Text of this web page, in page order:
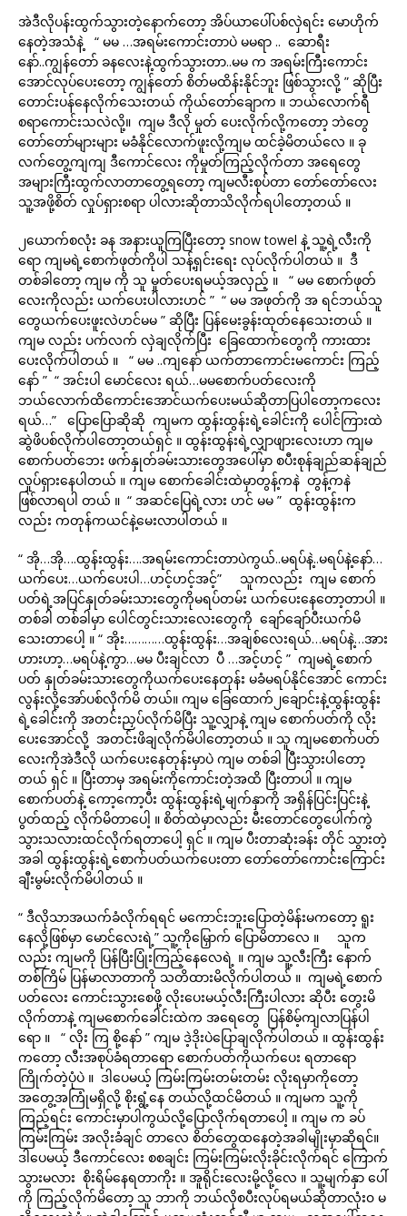
အဲဒီလိုပန်းထွက်သွားတဲ့နောက်တော့ အိပ်ယာပေါ်ပစ်လှဲရင်း မောဟိုက်
နေတဲ့အသံနဲ့ “ မမ …အရမ်းကောင်းတာပဲ မမရာ .. ဆောရီး
နော်..ကျွန်တော် ခနလေးနဲ့ထွက်သွားတာ..မမ က အရမ်းကြီးကောင်း
အောင်လုပ်ပေးတော့ ကျွန်တော် စိတ်မထိန်းနိုင်ဘူး ဖြစ်သွားလို့ ” ဆိုပြီး
တောင်းပန်နေလိုက်သေးတယ် ကိုယ်တော်ချောက ။ ဘယ်လောက်ရီ
စရာကောင်းသလဲလို့။ ကျမ ဒီလို မှုတ် ပေးလိုက်လို့ကတော့ ဘဲတွေ
တော်တော်များများ မခံနိုင်လောက်ဖူးလို့ကျမ ထင်ခဲ့မိတယ်လေ ။ ခု
လက်တွေ့ကျကျ ဒီကောင်လေး ကိုမှုတ်ကြည့်လိုက်တာ အရေတွေ
အများကြီးထွက်လာတာတွေ့ရတော့ ကျမလီးစုပ်တာ တော်တော်လေး
သူ့အဖို့စိတ် လှုပ်ရှားစရာ ပါလားဆိုတာသိလိုက်ရပါတော့တယ် ။
၂ယောက်စလုံး ခန အနားယူကြပြီးတော့ snow towel နဲ့ သူ့ရဲ့လီးကို
ရော ကျမရဲ့စောက်ဖုတ်ကိုပါ သန့်ရှင်းရေး လုပ်လိုက်ပါတယ် ။ ဒီ
တစ်ခါတော့ ကျမ ကို သူ မှုတ်ပေးရမယ့်အလှည့် ။ “ မမ စောက်ဖုတ်
လေးကိုလည်း ယက်ပေးပါလားဟင် ” “ မမ အဖုတ်ကို အ ရင်ဘယ်သူ
တွေယက်ပေးဖူးလဲဟင်မမ ” ဆိုပြီး ပြန်မေးခွန်းထုတ်နေသေးတယ် ။
ကျမ လည်း ပက်လက် လှဲချလိုက်ပြီး ခြေထောက်တွေကို ကားထား
ပေးလိုက်ပါတယ် ။ “ မမ ..ကျနော် ယက်တာကောင်းမကောင်း ကြည့်
နော် ” “ အင်းပါ မောင်လေး ရယ်…မမစောက်ပတ်လေးကို
ဘယ်လောက်ထိကောင်းအောင်ယက်ပေးမယ်ဆိုတာပြပါတော့ကလေး
ရယ်…” ပြောပြောဆိုဆို ကျမက ထွန်းထွန်းရဲ့ခေါင်းကို ပေါင်ကြားထဲ
ဆွဲဖိပစ်လိုက်ပါတော့တယ်ရှင် ။ ထွန်းထွန်းရဲ့လျှာဖျားလေးဟာ ကျမ
စောက်ပတ်ဘေး ဖက်နှုတ်ခမ်းသားတွေအပေါ်မှာ စပီးစုန်ချည်ဆန်ချည်
လှုပ်ရှားနေပါတယ် ။ ကျမ စောက်ခေါင်းထဲမှာတွန့်ကနဲ တွန့်ကနဲ
ဖြစ်လာရပါ တယ် ။ “ အဆင်ပြေရဲ့လား ဟင် မမ ” ထွန်းထွန်းက
လည်း ကတုန်ကယင်နဲ့မေးလာပါတယ် ။
“ အို…အို….ထွန်းထွန်း….အရမ်းကောင်းတာပဲကွယ်..မရပ်နဲ့..မရပ်နဲ့နော်…
ယက်ပေး…ယက်ပေးပါ…ဟင့်ဟင့်အင့်” သူကလည်း ကျမ စောက်
ပတ်ရဲ့အပြင်နှုတ်ခမ်းသားတွေကိုမရပ်တမ်း ယက်ပေးနေတော့တာပါ ။
တစ်ခါ တစ်ခါမှာ ပေါင်တွင်းသားလေးတွေကို ချော်ချော်ပီးယက်မိ
သေးတာပေါ့ ။ “ အိုး…………ထွန်းထွန်း…အချစ်လေးရယ်…မရပ်နဲ့…အား
ဟားဟာ့…မရပ်နဲ့ကွာ…မမ ပီးချင်လာ ပီ …အင့်ဟင့် ” ကျမရဲ့စောက်
ပတ် နှုတ်ခမ်းသားတွေကိုယက်ပေးနေတုန်း မခံမရပ်နိုင်အောင် ကောင်း
လွန်းလို့အော်ပစ်လိုက်မိ တယ်။ ကျမ ခြေထောက်၂ချောင်းနဲ့ထွန်းထွန်း
ရဲ့ခေါင်းကို အတင်းညှပ်လိုက်မိပြီး သူ့လျှာနဲ့ ကျမ စောက်ပတ်ကို လိုး
ပေးအောင်လို့ အတင်းဖိချလိုက်မိပါတော့တယ် ။ သူ ကျမစောက်ပတ်
လေးကိုအဲဒီလို ယက်ပေးနေတုန်းမှာပဲ ကျမ တစ်ခါ ပြီးသွားပါတော့
တယ် ရှင် ။ ပြီးတာမှ အရမ်းကိုကောင်းတဲ့အထိ ပြီးတာပါ ။ ကျမ
စောက်ပတ်နဲ့ ကော့ကော့ပီး ထွန်းထွန်းရဲ့မျက်နှာကို အရှိန်ပြင်းပြင်းနဲ့
ပွတ်ထည့် လိုက်မိတာပေါ့ ။ စိတ်ထဲမှာလည်း မီးတောင်တွေပေါက်ကွဲ
သွားသလားထင်လိုက်ရတာပေါ့ ရှင် ။ ကျမ ပီးတာဆုံးခန်း တိုင် သွားတဲ့
အခါ ထွန်းထွန်းရဲ့စောက်ပတ်ယက်ပေးတာ တော်တော်ကောင်းကြောင်း
ချီးမွမ်းလိုက်မိပါတယ် ။
“ ဒီလိုသာအယက်ခံလိုက်ရရင် မကောင်းဘူးပြောတဲ့မိန်းမကတော့ ရူး
နေလို့ဖြစ်မှာ မောင်လေးရဲ့” သူ့ကိုမြှောက် ပြောမိတာလေ ။ သူက
လည်း ကျမကို ပြန်ပြီးပြုံးကြည့်နေလေရဲ့ ။ ကျမ သူ့လီးကြီး နောက်
တစ်ကြိမ် ပြန်မာလာတာကို သတိထားမိလိုက်ပါတယ် ။ ကျမရဲ့စောက်
ပတ်လေး ကောင်းသွားစေဖို့ လိုးပေးမယ့်လီးကြီးပါလား ဆိုပီး တွေးမိ
လိုက်တာနဲ့ ကျမစောက်ခေါင်းထဲက အရေတွေ ပြန်စိမ့်ကျလာပြန်ပါ
ရော ။ “ လိုး ကြ စို့နော် ” ကျမ ဒဲ့ဒိုးပဲပြောချလိုက်ပါတယ် ။ ထွန်းထွန်း
ကတော့ လီးအစုပ်ခံရတာရော စောက်ပတ်ကိုယက်ပေး ရတာရော
ကြိုက်တဲ့ပုံပဲ ။ ဒါပေမယ့် ကြမ်းကြမ်းတမ်းတမ်း လိုးရမှာကိုတော့
အတွေ့အကြုံမရှိလို့ စိုးရွံ့နေ တယ်လို့ထင်မိတယ် ။ ကျမက သူ့ကို
ကြည့်ရင်း ကောင်းမှာပါကွယ်လို့ပြောလိုက်ရတာပေါ့ ။ ကျမ က ခပ်
ကြမ်းကြမ်း အလိုးခံချင် တာလေ စိတ်တွေထနေတဲ့အခါမျိုးမှာဆိုရင်။
ဒါပေမယ့် ဒီကောင်လေး စစချင်း ကြမ်းကြမ်းလိုးခိုင်းလိုက်ရင် ကြောက်
သွားမလား စိုးရိမ်နေရတာကိုး ။ အူရိုင်းလေးမို့လို့လေ ။ သူ့မျက်နှာ ပေါ်
ကို ကြည့်လိုက်မိတော့ သူ ဘာကို ဘယ်လိုစပီးလုပ်ရမယ်ဆိုတာလုံး၀ မ